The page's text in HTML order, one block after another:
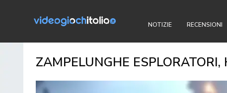
NOTIZIE RECENSIONI
ZAMPELUNGHE